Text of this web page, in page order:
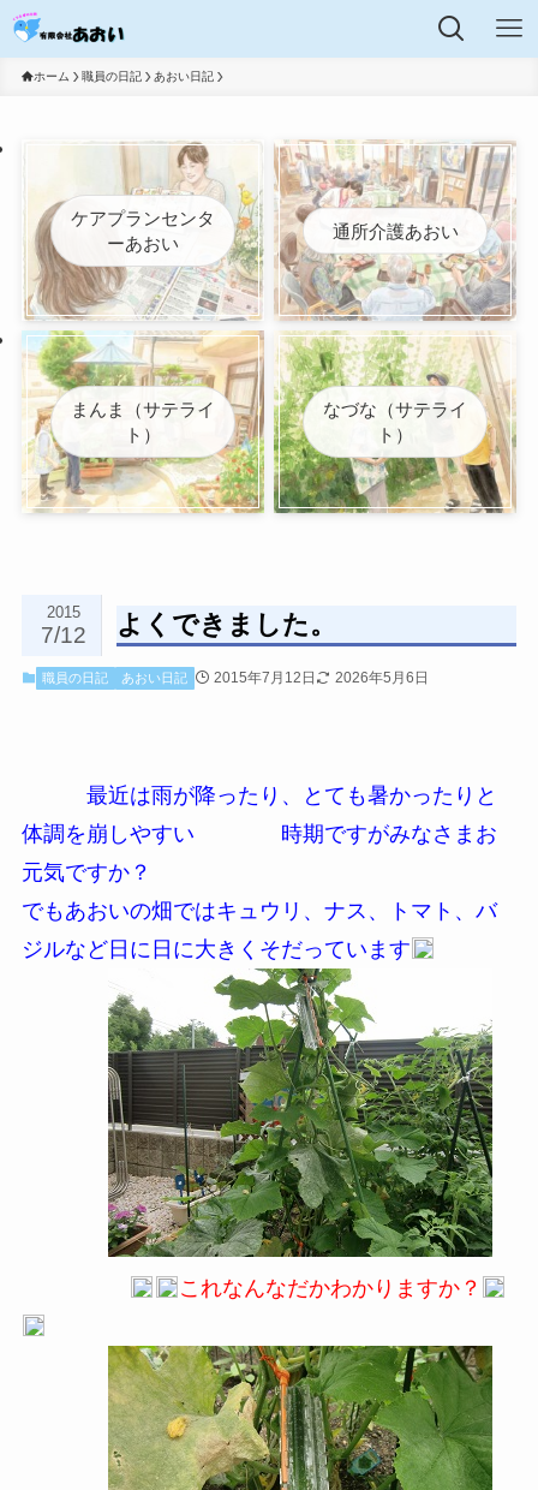
ホーム 職員の日記 あおい日記
ケアプランセンタ
ーあおい
通所介護あおい
まんま（サテライ
ト）
なづな（サテライ
ト）
よくできました。
2015
7/12
職員の日記 あおい日記 2015年7月12日 2026年5月6日
最近は雨が降ったり、とても暑かったりと
体調を崩しやすい 時期ですがみなさまお
元気ですか？
でもあおいの畑ではキュウリ、ナス、トマト、バ
ジルなど日に日に大きくそだっています
これなんなだかわかりますか？